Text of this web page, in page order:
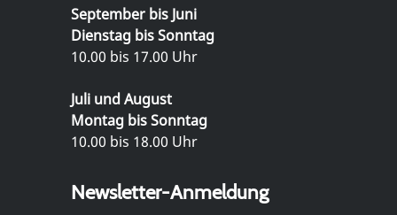
September bis Juni
Dienstag bis Sonntag
10.00 bis 17.00 Uhr
Juli und August
Montag bis Sonntag
10.00 bis 18.00 Uhr
Newsletter-Anmeldung